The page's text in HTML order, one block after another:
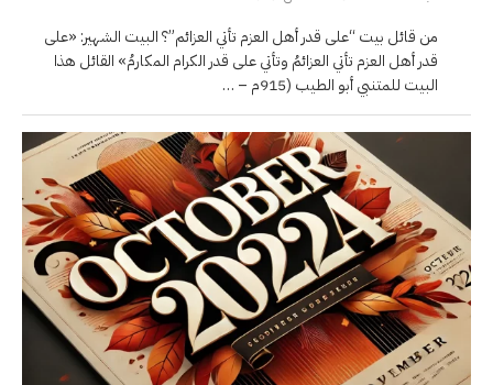
من قائل بيت “على قدر أهل العزم تأتي العزائم”؟ البيت الشهير: «على
قدر أهل العزم تأتي العزائمُ وتأتي على قدر الكرام المكارمُ» القائل هذا
البيت للمتنبي أبو الطيب (915م – …